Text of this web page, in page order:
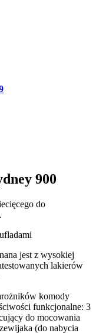
900
do
jest z wysokiej
lakierów
komody
funkcjonalne: 3
do mocowania
(do nabycia